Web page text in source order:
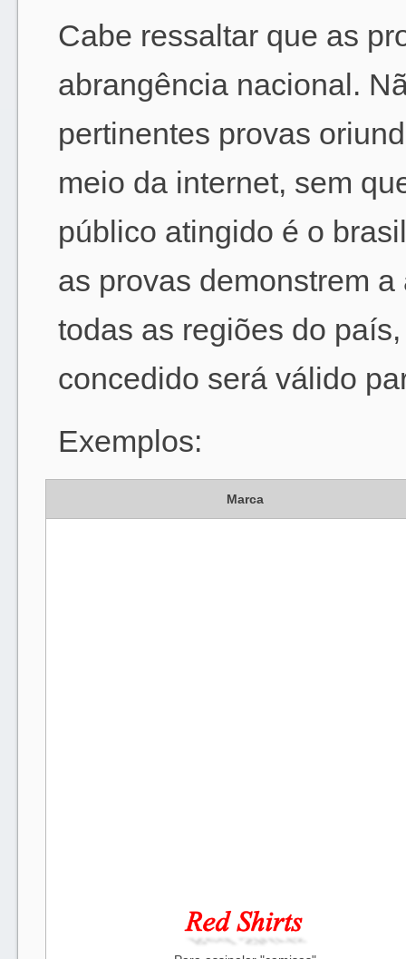
Cabe ressaltar que as
abrangência nacional.
pertinentes provas
meio da internet, sem
público atingido é o
as provas demonstrem
todas as regiões do
concedido será válido
Exemplos:
Marca